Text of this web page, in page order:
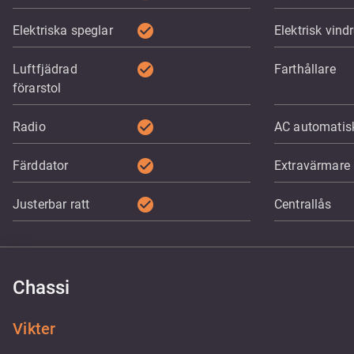
Elektriska speglar check_circle Elektrisk
Luftfjädrad
förarstol
check_circle Farthållare
Radio check_circle AC
Färddator check_circle Extravärmare
Justerbar ratt check_circle Centrallås
Chassi
Vikter